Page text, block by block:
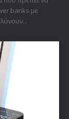
banks με